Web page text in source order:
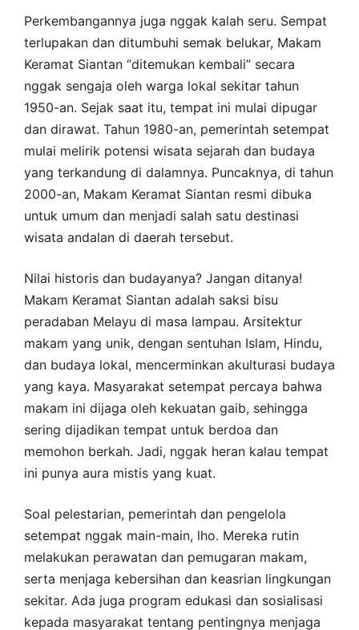
Perkembangannya juga nggak kalah seru. Sempat
terlupakan dan ditumbuhi semak belukar, Makam
Keramat Siantan “ditemukan kembali” secara
nggak sengaja oleh warga lokal sekitar tahun
1950-an. Sejak saat itu, tempat ini mulai dipugar
dan dirawat. Tahun 1980-an, pemerintah setempat
mulai melirik potensi wisata sejarah dan budaya
yang terkandung di dalamnya. Puncaknya, di tahun
2000-an, Makam Keramat Siantan resmi dibuka
untuk umum dan menjadi salah satu destinasi
wisata andalan di daerah tersebut.
Nilai historis dan budayanya? Jangan ditanya!
Makam Keramat Siantan adalah saksi bisu
peradaban Melayu di masa lampau. Arsitektur
makam yang unik, dengan sentuhan Islam, Hindu,
dan budaya lokal, mencerminkan akulturasi budaya
yang kaya. Masyarakat setempat percaya bahwa
makam ini dijaga oleh kekuatan gaib, sehingga
sering dijadikan tempat untuk berdoa dan
memohon berkah. Jadi, nggak heran kalau tempat
ini punya aura mistis yang kuat.
Soal pelestarian, pemerintah dan pengelola
setempat nggak main-main, lho. Mereka rutin
melakukan perawatan dan pemugaran makam,
serta menjaga kebersihan dan keasrian lingkungan
sekitar. Ada juga program edukasi dan sosialisasi
kepada masyarakat tentang pentingnya menjaga